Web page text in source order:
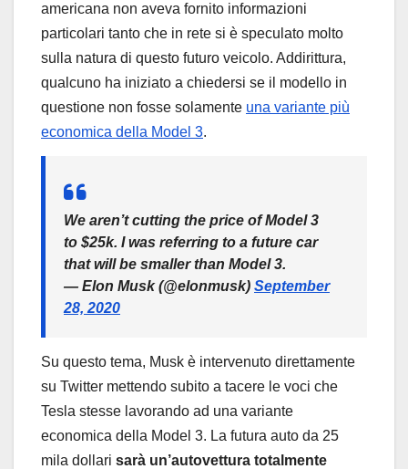
americana non aveva fornito informazioni
particolari tanto che in rete si è speculato molto
sulla natura di questo futuro veicolo. Addirittura,
qualcuno ha iniziato a chiedersi se il modello in
questione non fosse solamente una variante più
economica della Model 3.
We aren’t cutting the price of Model 3
to $25k. I was referring to a future car
that will be smaller than Model 3.
— Elon Musk (@elonmusk) September
28, 2020
Su questo tema, Musk è intervenuto direttamente
su Twitter mettendo subito a tacere le voci che
Tesla stesse lavorando ad una variante
economica della Model 3. La futura auto da 25
mila dollari sarà un’autovettura totalmente